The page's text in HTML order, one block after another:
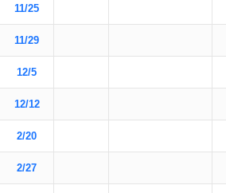
11/25
11/29
12/5
12/12
2/20
2/27